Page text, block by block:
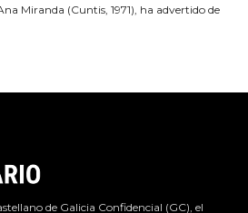
Miranda (Cuntis, 1971), ha advertido de
de Galicia Confidencial (GC), el